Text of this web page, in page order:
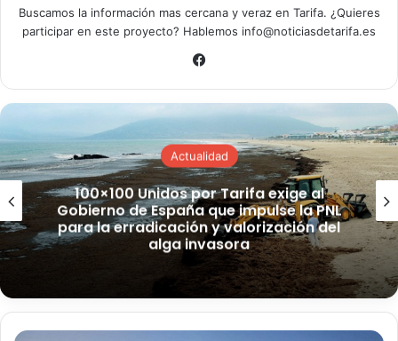
Bien pero….. Y llevaban seguro. Casco. Chaleco ? Creo si
no me equivoco que deben llevar todo eso según la
15 h
Responder
Isabel.
Pues mi enhorabuena….vamos por buen camino por fin.
19 h
Responder
Buscamos la información mas cercana y veraz en Tarifa. ¿Quieres
participar en este proyecto? Hablemos info@noticiasdetarifa.es
bo
Actualidad
100×100 Unidos por Tarifa exige al
Gobierno de España que impulse la PNL
para la erradicación y valorización del
alga invasora